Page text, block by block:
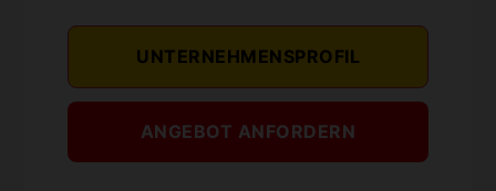
UNTERNEHMENSPROFIL
ANGEBOT ANFORDERN